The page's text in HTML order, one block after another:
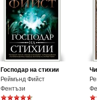
Господар на стихии
Реймънд Фийст
Фентъзи